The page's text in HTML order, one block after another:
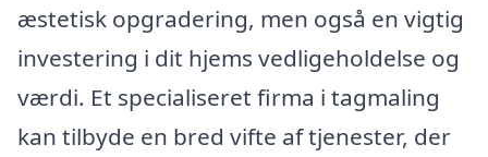
æstetisk opgradering, men også en vigtig
investering i dit hjems vedligeholdelse og
værdi. Et specialiseret firma i tagmaling
kan tilbyde en bred vifte af tjenester, der